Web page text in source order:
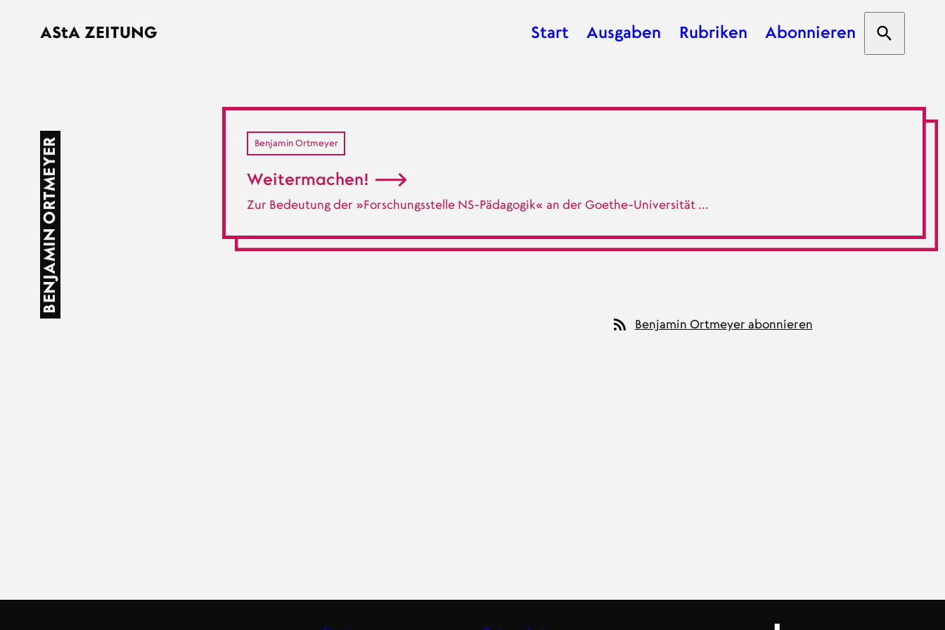
AStA ZEITUNG Start Ausgaben Rubriken Abonnieren
Suche
BENJAMIN ORTMEYER Benjamin Ortmeyer
Weitermachen!
Zur Bedeutung der »Forschungsstelle NS-Pädagogik« an der Goethe-Universität …
Benjamin Ortmeyer abonnieren